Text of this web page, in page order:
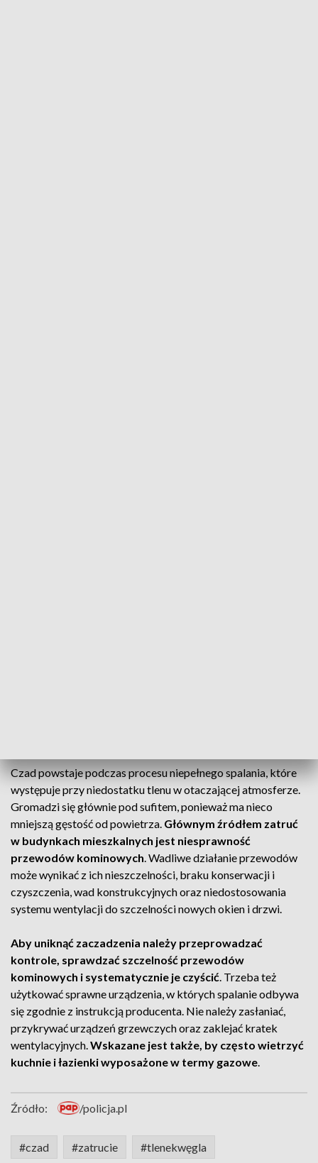
Czad powstaje podczas procesu niepełnego spalania, które
występuje przy niedostatku tlenu w otaczającej atmosferze.
Gromadzi się głównie pod sufitem, ponieważ ma nieco
mniejszą gęstość od powietrza. Głównym źródłem zatruć
w budynkach mieszkalnych jest niesprawność
przewodów kominowych. Wadliwe działanie przewodów
może wynikać z ich nieszczelności, braku konserwacji i
czyszczenia, wad konstrukcyjnych oraz niedostosowania
systemu wentylacji do szczelności nowych okien i drzwi.
Aby uniknąć zaczadzenia należy przeprowadzać
kontrole, sprawdzać szczelność przewodów
kominowych i systematycznie je czyścić. Trzeba też
użytkować sprawne urządzenia, w których spalanie odbywa
się zgodnie z instrukcją producenta. Nie należy zasłaniać,
przykrywać urządzeń grzewczych oraz zaklejać kratek
wentylacyjnych.Wskazane jest także, by często wietrzyć
kuchnie i łazienki wyposażone w termy gazowe.
Źródło: /policja.pl
#czad #zatrucie #tlenekwęgla